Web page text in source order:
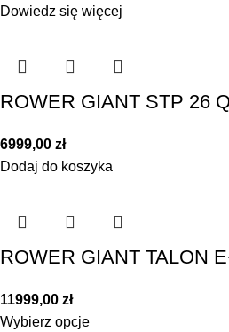
Dowiedz się więcej
ROWER GIANT STP 26
6999,00 zł
Dodaj do koszyka
ROWER GIANT TALON
11999,00 zł
Wybierz opcje